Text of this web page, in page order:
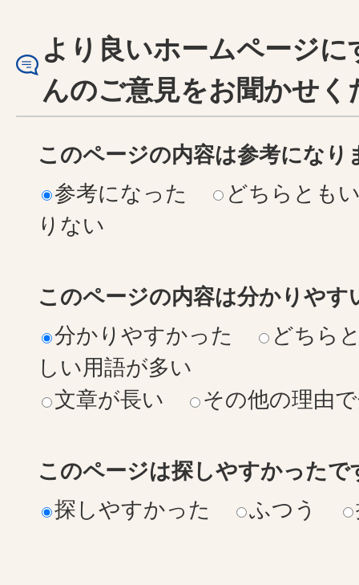
より良いホームページ
んのご意見をお聞かせく
このページの内容は参考になり
参考になった
どちらとも
りない
このページの内容は分かりやす
分かりやすかった
どちら
しい用語が多い
文章が長い
その他の理由
このページは探しやすかったで
探しやすかった
ふつう